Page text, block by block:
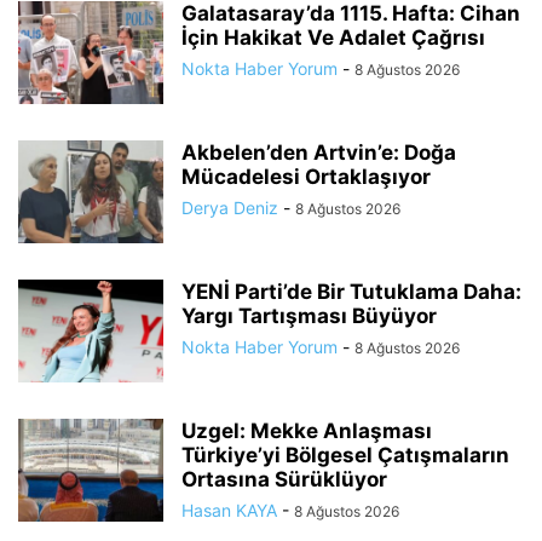
Galatasaray’da 1115. Hafta: Cihan
İçin Hakikat Ve Adalet Çağrısı
Nokta Haber Yorum - 8 Ağustos 2026
Akbelen’den Artvin’e: Doğa
Mücadelesi Ortaklaşıyor
Derya Deniz - 8 Ağustos 2026
YENİ Parti’de Bir Tutuklama Daha:
Yargı Tartışması Büyüyor
Nokta Haber Yorum - 8 Ağustos 2026
Uzgel: Mekke Anlaşması
Türkiye’yi Bölgesel Çatışmaların
Ortasına Sürüklüyor
Hasan KAYA - 8 Ağustos 2026